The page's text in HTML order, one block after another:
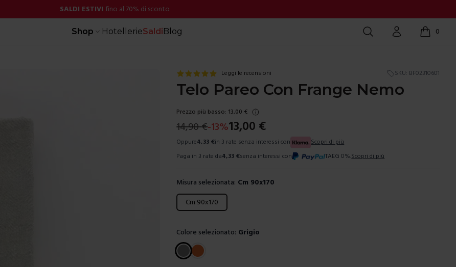
SALDI ESTIVI fino al 70% di sconto
Shop HotellerieSaldiBlog Cerca Account 0
items in
Leggi le recensioni SKU: BF02310601
Telo Pareo Con Frange Nemo
Prezzo più basso: 13,00 €
14,90€-13%13,00 €
Oppure4,33 €in 3 rate senza interessi con
Scopri di più
Paga in 3 rate da4,33 €senza interessi con TAEG 0%. Scopri di più
Misura selezionata: Cm 90x170
Scegli una misura
Cm 90x170
Colore selezionato: Grigio
Scegli un colore